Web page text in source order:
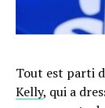
Tout est parti
Kelly, qui a